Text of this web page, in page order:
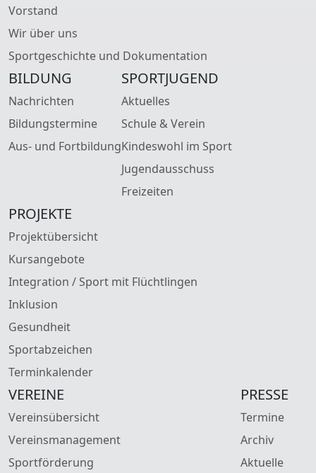
Vorstand
Wir über uns
Sportgeschichte und Dokumentation
BILDUNG
Nachrichten
Bildungstermine
Aus- und Fortbildung
SPORTJUGEND
Aktuelles
Schule & Verein
Kindeswohl im Sport
Jugendausschuss
Freizeiten
PROJEKTE
Projektübersicht
Kursangebote
Integration / Sport mit Flüchtlingen
Inklusion
Gesundheit
Sportabzeichen
Terminkalender
VEREINE
Vereinsübersicht
Vereinsmanagement
Sportförderung
PRESSE
Termine
Archiv
Aktuelle